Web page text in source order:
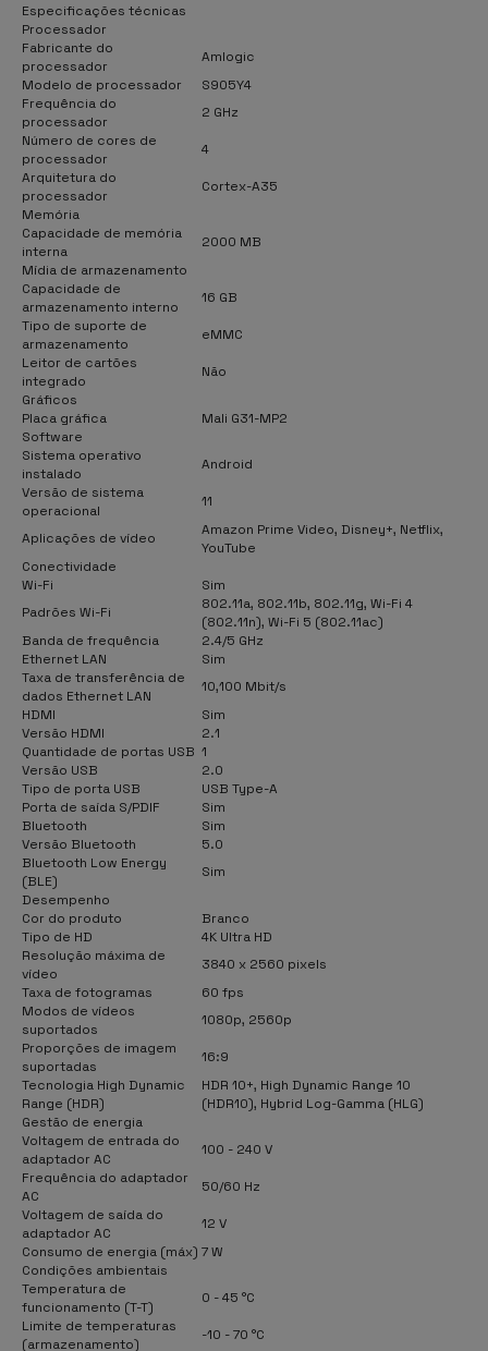
Especificações técnicas
Processador
Fabricante do
processador
Amlogic
Modelo de processador
S905Y4
Frequência do
processador
2 GHz
Número de cores de
processador
4
Arquitetura do
processador
Cortex-A35
Memória
Capacidade de memória
interna
2000 MB
Mídia de armazenamento
Capacidade de
armazenamento interno
16 GB
Tipo de suporte de
armazenamento
eMMC
Leitor de cartões
integrado
Não
Gráficos
Placa gráfica
Mali G31-MP2
Software
Sistema operativo
instalado
Android
Versão de sistema
operacional
11
Aplicações de vídeo
Amazon Prime Video, Disney+, Netflix,
YouTube
Conectividade
Wi-Fi
Sim
Padrões Wi-Fi
802.11a, 802.11b, 802.11g, Wi-Fi 4
(802.11n), Wi-Fi 5 (802.11ac)
Banda de frequência
2.4/5 GHz
Ethernet LAN
Sim
Taxa de transferência de
dados Ethernet LAN
10,100 Mbit/s
HDMI
Sim
Versão HDMI
2.1
Quantidade de portas USB 1
Versão USB
2.0
Tipo de porta USB
USB Type-A
Porta de saída S/PDIF
Sim
Bluetooth
Sim
Versão Bluetooth
5.0
Bluetooth Low Energy
(BLE)
Sim
Desempenho
Cor do produto
Branco
Tipo de HD
4K Ultra HD
Resolução máxima de
vídeo
3840 x 2560 pixels
Taxa de fotogramas
60 fps
Modos de vídeos
suportados
1080p, 2560p
Proporções de imagem
suportadas
16:9
Tecnologia High Dynamic
Range (HDR)
HDR 10+, High Dynamic Range 10
(HDR10), Hybrid Log-Gamma (HLG)
Gestão de energia
Voltagem de entrada do
adaptador AC
100 - 240 V
Frequência do adaptador
AC
50/60 Hz
Voltagem de saída do
adaptador AC
12 V
Consumo de energia (máx) 7 W
Condições ambientais
Temperatura de
funcionamento (T-T)
0 - 45 °C
Limite de temperaturas
(armazenamento)
-10 - 70 °C